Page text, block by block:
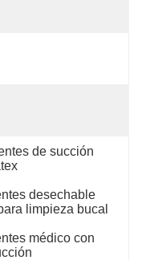
de succión
desechable
limpieza bucal
médico con